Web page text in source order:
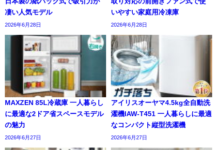
凄い人気モデル
2026年6月28日
いやすい家庭用冷凍庫
2026年6月28日
MAXZEN 85L冷蔵庫 一人暮らし
に最適な2ドア省スペースモデル
の魅力
2026年6月27日
アイリスオーヤマ4.5kg全自動洗
濯機IAW-T451 一人暮らしに最適
なコンパクト縦型洗濯機
2026年6月27日